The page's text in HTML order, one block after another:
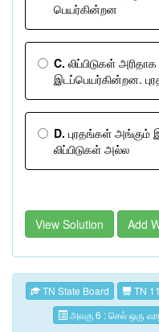
பெயர்கின்றன
C. லிப்பிடுகள்
இடப்பெயர்கின்றன.
D. புரதங்கள் அங்கும்
லிப்பிடுகள் அல்ல
View Solution Add
TN State Board TN
அலகு 6 : செல் ஒரு